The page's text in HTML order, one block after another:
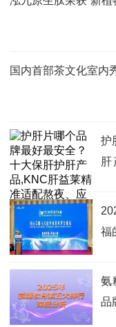
国内首部茶文化室内
护
福
氨
品